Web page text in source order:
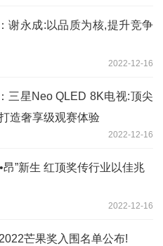
谢永成:以品质为核,提升竞争
2022-12-16
三星Neo QLED 8K电视:顶尖
造奢享级观赛体验
2022-12-16
昂”新生 红顶奖传行业以佳兆
2022-12-16
芒果奖入围名单公布!